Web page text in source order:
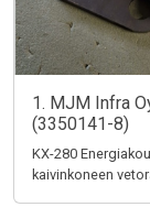
1. MJM Infra
(3350141-8)
KX-280
kaivinkoneen